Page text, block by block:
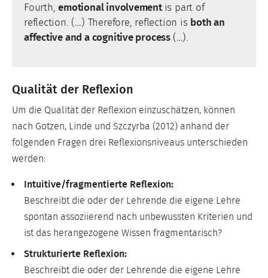
Fourth,emotional involvementis part of
reflection. (…) Therefore, reflection is both an
affective and a cognitive process (…).
Qualität der Reflexion
Um die Qualität der Reflexion einzuschätzen, können
nach Gotzen, Linde und Szczyrba (2012) anhand der
folgenden Fragen drei Reflexionsniveaus unterschieden
werden:
Intuitive/fragmentierte Reflexion:
Beschreibt die oder der Lehrende die eigene Lehre
spontan assoziierend nach unbewussten Kriterien und
ist das herangezogene Wissen fragmentarisch?
Strukturierte Reflexion:
Beschreibt die oder der Lehrende die eigene Lehre